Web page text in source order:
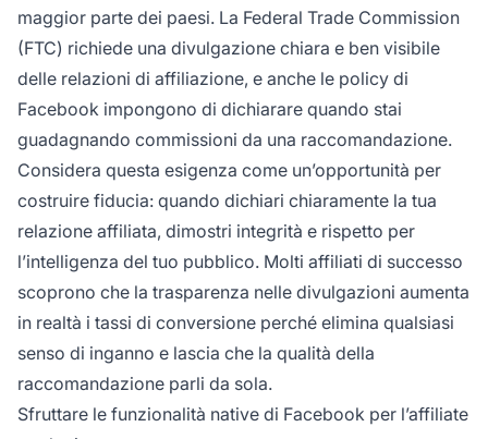
maggior parte dei paesi. La Federal Trade Commission
(FTC) richiede una divulgazione chiara e ben visibile
delle relazioni di affiliazione, e anche le policy di
Facebook impongono di dichiarare quando stai
guadagnando commissioni da una raccomandazione.
Considera questa esigenza come un’opportunità per
costruire fiducia: quando dichiari chiaramente la tua
relazione affiliata, dimostri integrità e rispetto per
l’intelligenza del tuo pubblico. Molti affiliati di successo
scoprono che la trasparenza nelle divulgazioni aumenta
in realtà i tassi di conversione perché elimina qualsiasi
senso di inganno e lascia che la qualità della
raccomandazione parli da sola.
Sfruttare le funzionalità native di Facebook per l’affiliate